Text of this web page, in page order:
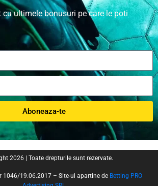
cu ultimele bonusuri pe care le poti
Aboneaza-te
2026 | Toate drepturile sunt rezervate.
1046/19.06.2017 – Site-ul apartine de Betting PRO